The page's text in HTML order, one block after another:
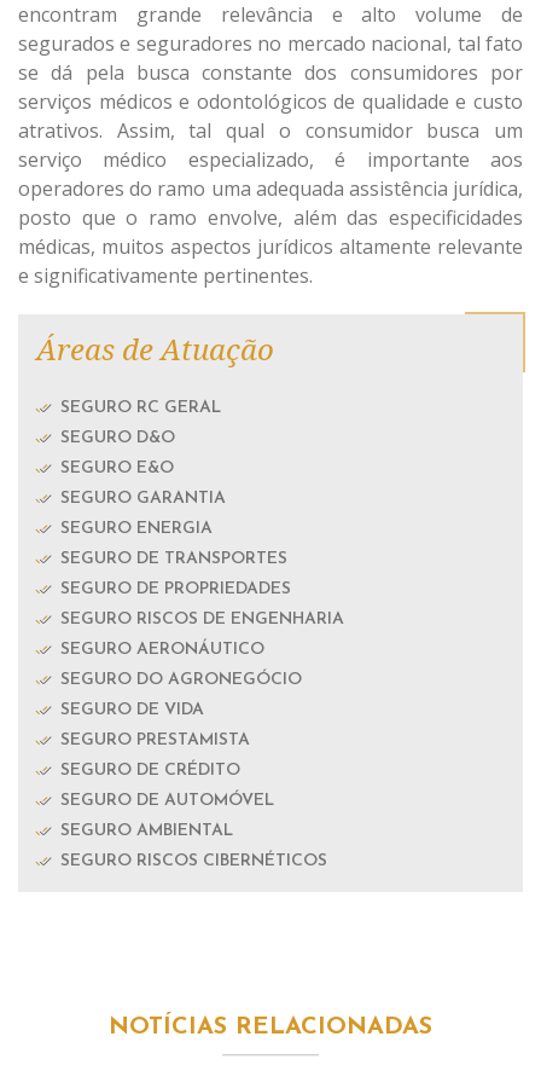
encontram grande relevância e alto volume de
segurados e seguradores no mercado nacional, tal fato
se dá pela busca constante dos consumidores por
serviços médicos e odontológicos de qualidade e custo
atrativos. Assim, tal qual o consumidor busca um
serviço médico especializado, é importante aos
operadores do ramo uma adequada assistência jurídica,
posto que o ramo envolve, além das especificidades
médicas, muitos aspectos jurídicos altamente relevante
e significativamente pertinentes.
Áreas de Atuação
SEGURO RC GERAL
SEGURO D&O
SEGURO E&O
SEGURO GARANTIA
SEGURO ENERGIA
SEGURO DE TRANSPORTES
SEGURO DE PROPRIEDADES
SEGURO RISCOS DE ENGENHARIA
SEGURO AERONÁUTICO
SEGURO DO AGRONEGÓCIO
SEGURO DE VIDA
SEGURO PRESTAMISTA
SEGURO DE CRÉDITO
SEGURO DE AUTOMÓVEL
SEGURO AMBIENTAL
SEGURO RISCOS CIBERNÉTICOS
NOTÍCIAS RELACIONADAS